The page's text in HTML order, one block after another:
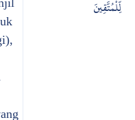
لِّلْمُتَّقِينَ